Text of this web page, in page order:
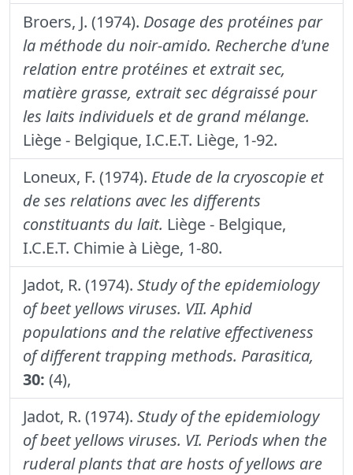
Broers, J. (1974). Dosage des protéines par
la méthode du noir-amido. Recherche d'une
relation entre protéines et extrait sec,
matière grasse, extrait sec dégraissé pour
les laits individuels et de grand mélange.
Liège - Belgique, I.C.E.T. Liège, 1-92.
Loneux, F. (1974). Etude de la cryoscopie et
de ses relations avec les differents
constituants du lait. Liège - Belgique,
I.C.E.T. Chimie à Liège, 1-80.
Jadot, R. (1974). Study of the epidemiology
of beet yellows viruses. VII. Aphid
populations and the relative effectiveness
of different trapping methods. Parasitica,
30: (4),
Jadot, R. (1974). Study of the epidemiology
of beet yellows viruses. VI. Periods when the
ruderal plants that are hosts of yellows are